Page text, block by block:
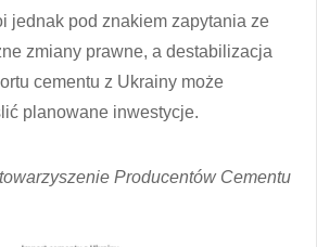
jednak pod znakiem zapytania ze
zmiany prawne, a destabilizacja
cementu z Ukrainy może
planowane inwestycje.
Producentów Cementu